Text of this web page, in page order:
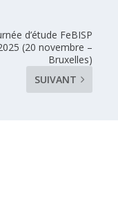
d’étude FeBISP
(20 novembre –
Bruxelles)
SUIVANT